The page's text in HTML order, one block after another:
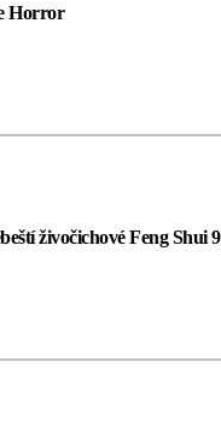
Horror
živočichové Feng Shui